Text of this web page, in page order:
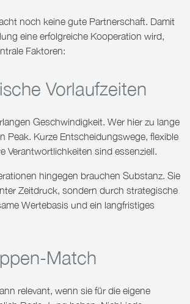
noch keine gute Partnerschaft. Damit
eine erfolgreiche Kooperation wird,
Faktoren:
Vorlaufzeiten
Geschwindigkeit. Wer hier zu lange
Peak. Kurze Entscheidungswege, flexible
Verantwortlichkeiten sind essenziell.
hingegen brauchen Substanz. Sie
Zeitdruck, sondern durch strategische
Wertebasis und ein langfristiges
Match
relevant, wenn sie für die eigene